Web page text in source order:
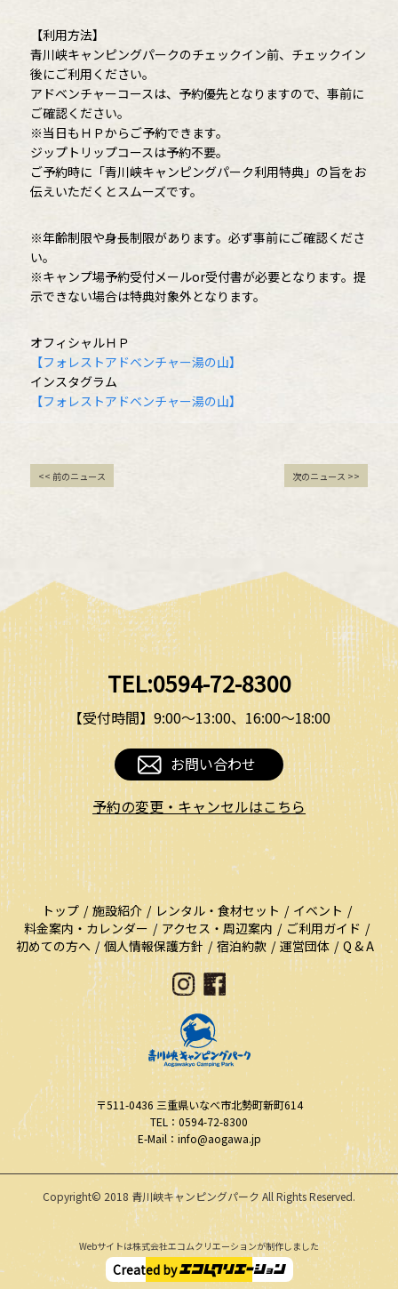
【利用方法】
青川峡キャンピングパークのチェックイン前、チェックイン
後にご利用ください。
アドベンチャーコースは、予約優先となりますので、事前に
ご確認ください。
※当日もＨＰからご予約できます。
ジップトリップコースは予約不要。
ご予約時に「青川峡キャンピングパーク利用特典」の旨をお
伝えいただくとスムーズです。
※年齢制限や身長制限があります。必ず事前にご確認くださ
い。
※キャンプ場予約受付メールor受付書が必要となります。提
示できない場合は特典対象外となります。
オフィシャルＨＰ
【フォレストアドベンチャー湯の山】
インスタグラム
【フォレストアドベンチャー湯の山】
<< 前のニュース 次のニュース >>
TEL:0594-72-8300
【受付時間】9:00〜13:00、16:00〜18:00
お問い合わせ
予約の変更・キャンセルはこちら
トップ 施設紹介 レンタル・食材セット
イベント
料金案内・カレンダー
アクセス・周辺案内
ご利用ガイド
初めての方へ
個人情報保護方針 宿泊約款 運営団体 Q & A
〒511-0436三重県いなべ市北勢町新町614
TEL：0594-72-8300
E-Mail：info@aogawa.jp
Copyright© 2018 青川峡キャンピングパーク All Rights Reserved.
Webサイトは株式会社エコムクリエーションが制作しました
Created by